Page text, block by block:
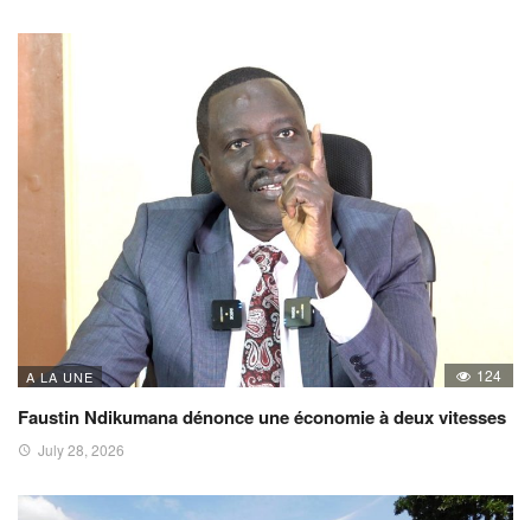
A LA UNE 124
Faustin Ndikumana dénonce une économie à deux vitesses
July 28, 2026